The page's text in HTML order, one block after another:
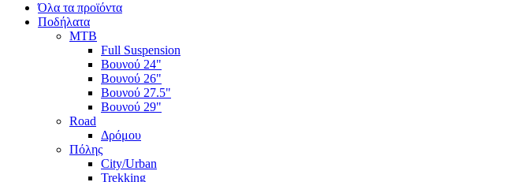
Όλα τα προϊόντα
Ποδήλατα
MTB
Full Suspension
Βουνού 24"
Βουνού 26"
Βουνού 27.5"
Βουνού 29"
Road
Δρόμου
Πόλης
City/Urban
Trekking